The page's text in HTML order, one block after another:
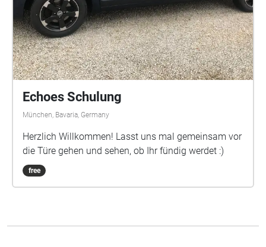
Echoes Schulung
München, Bavaria, Germany
Herzlich Willkommen! Lasst uns mal gemeinsam vor
die Türe gehen und sehen, ob Ihr fündig werdet :)
free